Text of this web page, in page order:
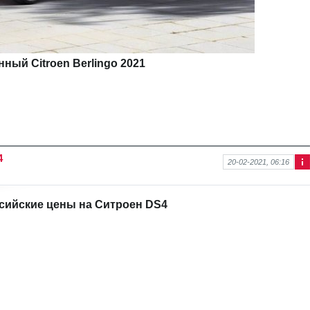
Citroen Berlingo 2021
фо
20-02-2021, 06:16
цены на Ситроен DS4